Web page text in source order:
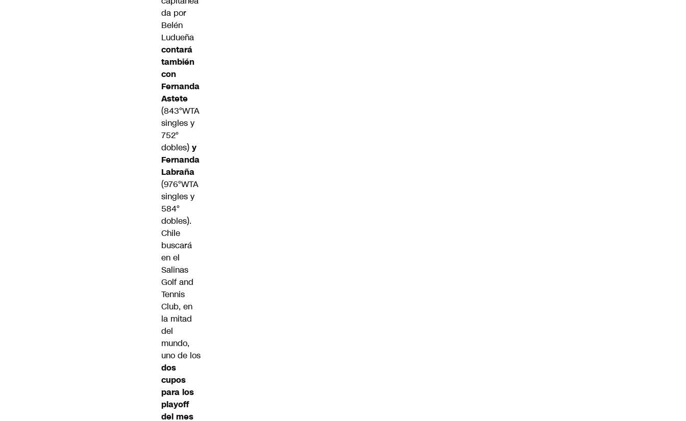
da por
Belén
Ludueña
contará
también
con
Fernanda
Astete
(843°WTA
singles y
752°
dobles) y
Fernanda
Labraña
(976°WTA
singles y
584°
dobles).
Chile
buscará
en el
Salinas
Golf and
Tennis
Club, en
la mitad
del
mundo,
uno de los
dos
cupos
para los
playoff
del mes